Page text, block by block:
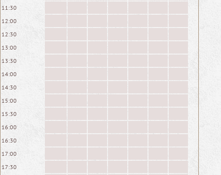
11:30
12:00
12:30
13:00
13:30
14:00
14:30
15:00
15:30
16:00
16:30
17:00
17:30